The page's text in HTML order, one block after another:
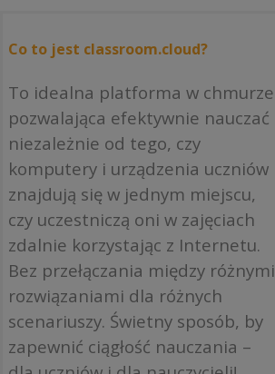
Co to jest classroom.cloud?
To idealna platforma w chmurze
pozwalająca efektywnie nauczać
niezależnie od tego, czy
komputery i urządzenia uczniów
znajdują się w jednym miejscu,
czy uczestniczą oni w zajęciach
zdalnie korzystając z Internetu.
Bez przełączania między różnymi
rozwiązaniami dla różnych
scenariuszy. Świetny sposób, by
zapewnić ciągłość nauczania –